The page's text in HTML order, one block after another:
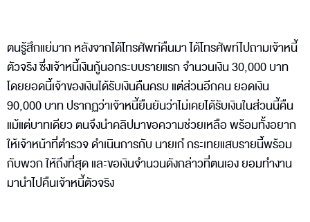
ตนรู้สึกแย่มาก หลังจากได้โทรศัพท์คืนมา ได้โทรศัพท์ไปถามเจ้าหนี้
ตัวจริง ซึ่งเจ้าหนี้เงินกู้นอกระบบรายแรก จำนวนเงิน 30,000 บาท
โดยยอดนี้เจ้าของเงินได้รับเงินคืนครบ แต่ส่วนอีกคน ยอดเงิน
90,000 บาท ปรากฏว่าเจ้าหนี้ยืนยันว่าไม่เคยได้รับเงินในส่วนนี้คืน
แม้แต่บาทเดียว ตนจึงนำคลิปมาขอความช่วยเหลือ พร้อมทั้งอยาก
ให้เจ้าหน้าที่ตำรวจ ดำเนินการกับ นายเก๋ กระเทยแสบรายนี้พร้อม
กับพวก ให้ถึงที่สุด และขอเงินจำนวนดังกล่าวที่ตนเอง ยอมทำงาน
มานำไปคืนเจ้าหนี้ตัวจริง